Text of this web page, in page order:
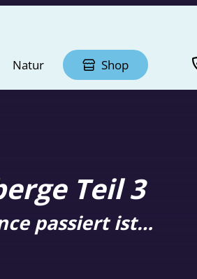
Natur Shop
Teil 3
passiert ist…